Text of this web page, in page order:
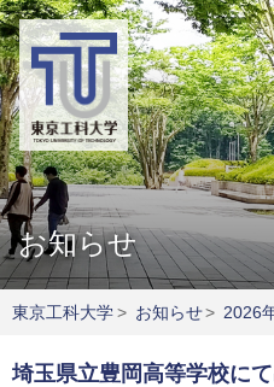
お知らせ
東京工科大学> お知らせ> 2026
埼玉県立豊岡高等学校に